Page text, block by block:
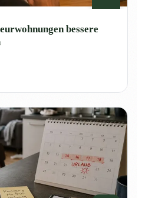
bessere